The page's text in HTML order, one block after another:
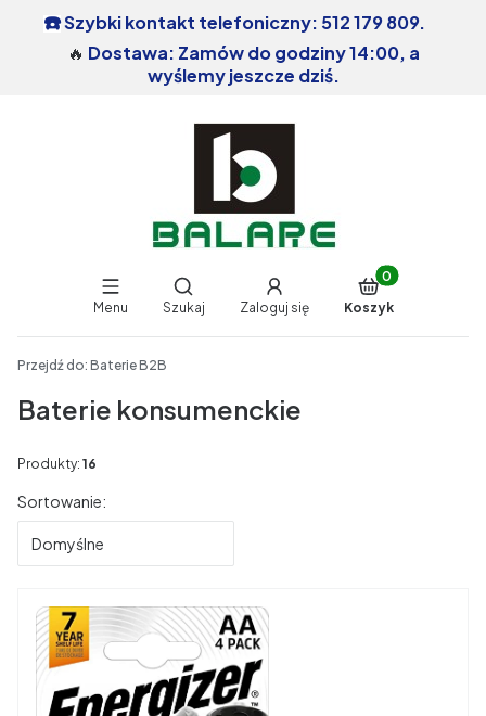
☎️Szybki kontakt telefoniczny: 512 179 809.
🔥 Dostawa: Zamów do godziny 14:00, a
wyślemy jeszcze dziś.
Menu
Otwórz wyszukiwarkę
Szukaj Zaloguj się
Produkty w
Koszyk
Przejdź do: Baterie B2B
Baterie konsumenckie
Produkty: 16
Lista produktów
Sortowanie:
Domyślne